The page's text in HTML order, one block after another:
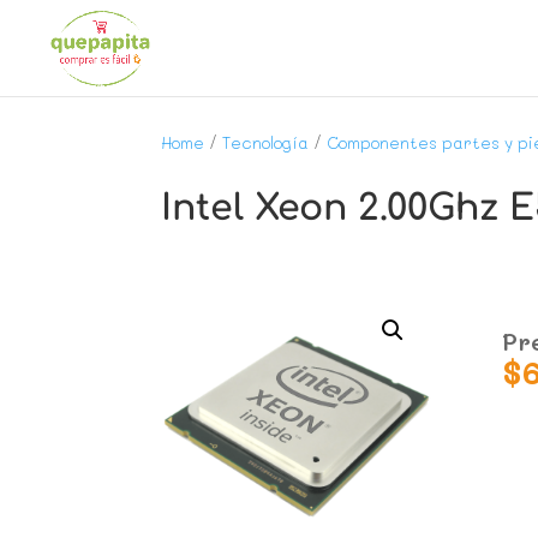
Home /Tecnología / Componentes partes y
Intel Xeon 2.00Ghz
$